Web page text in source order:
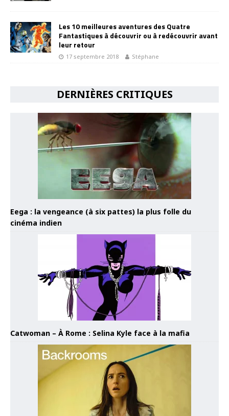
Les 10 meilleures aventures des Quatre
Fantastiques à découvrir ou à redécouvrir avant
leur retour
17 septembre 2018 Stéphane
DERNIÈRES CRITIQUES
Eega : la vengeance (à six pattes) la plus folle du
cinéma indien
Catwoman – À Rome : Selina Kyle face à la mafia